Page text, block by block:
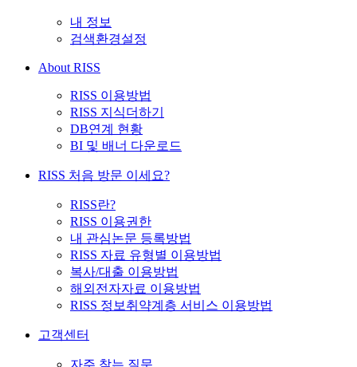
내 정보
검색환경설정
About RISS
RISS 이용방법
RISS 지식더하기
DB연계 현황
BI 및 배너 다운로드
RISS 처음 방문 이세요?
RISS란?
RISS 이용권한
내 관심논문 등록방법
RISS 자료 유형별 이용방법
복사/대출 이용방법
해외전자자료 이용방법
RISS 정보취약계층 서비스 이용방법
고객센터
자주 찾는 질문